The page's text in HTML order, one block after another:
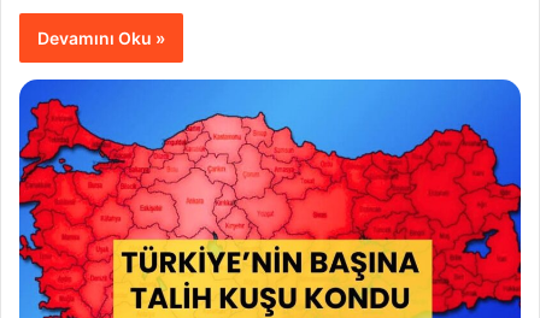
Devamını Oku »